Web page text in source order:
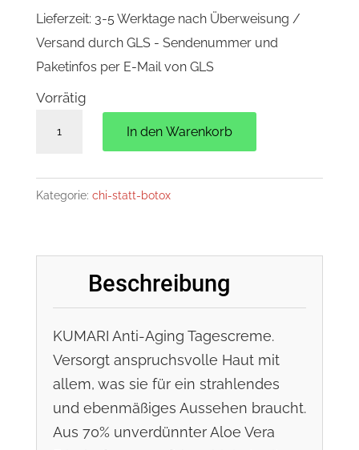
Lieferzeit: 3-5 Werktage nach Überweisung /
Versand durch GLS - Sendenummer und
Paketinfos per E-Mail von GLS
Vorrätig
Day
Edelweiß),
Menge
In den Warenkorb
Kategorie: chi-statt-botox
Beschreibung
KUMARI Anti-Aging Tagescreme.
Versorgt anspruchsvolle Haut mit
allem, was sie für ein strahlendes
und ebenmäßiges Aussehen braucht.
Aus 70% unverdünnter Aloe Vera